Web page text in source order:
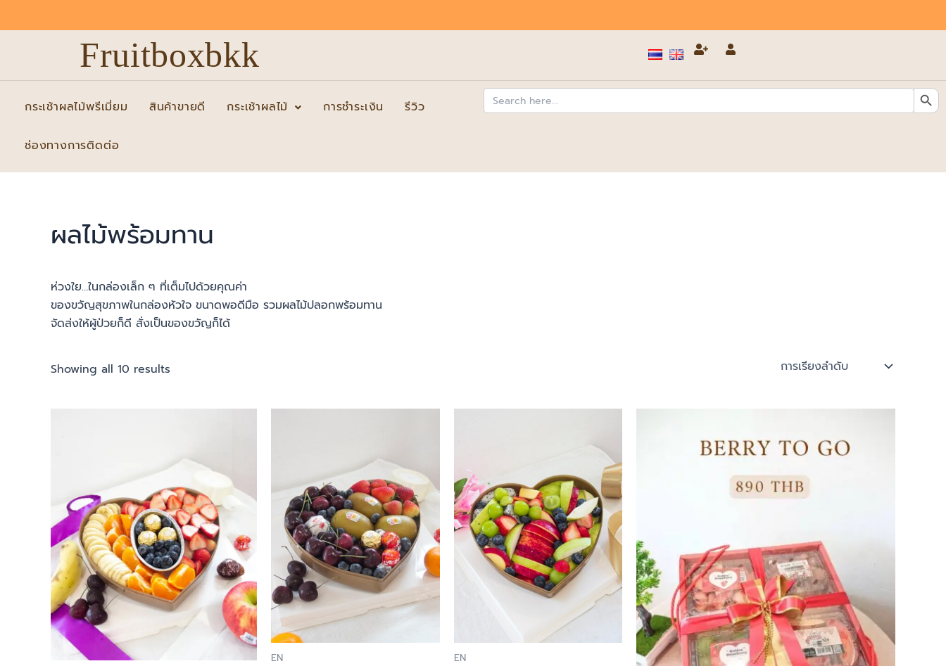
to
Fruitboxbkk
กระเช้าผลไม้พรีเมี่ยม สินค้าขายดี กระเช้าผลไม้ การชำระเงิน รีวิว
ช่องทางการติดต่อ
Search
for:
Search
ผลไม้พร้อมทาน
ห่วงใย…ในกล่องเล็ก ๆ ที่เต็มไปด้วยคุณค่า
ของขวัญสุขภาพในกล่องหัวใจ ขนาดพอดีมือ รวมผลไม้ปลอกพร้อมทาน
จัดส่งให้ผู้ป่วยก็ดี สั่งเป็นของขวัญก็ได้
Showing all 10 results
EN EN